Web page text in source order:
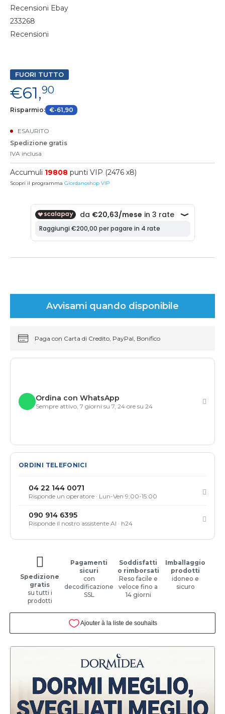
Recensioni Ebay
233268
Recensioni
FUORI TUTTO
€61,90
Risparmio: €-61,90
ESAURITO
Spedizione gratis
IVA inclusa
Accumuli 19808 punti VIP (2476 x8)
Scopri il programma Giordanoshop VIP
Avvisami quando disponibile
Paga con Carta di Credito, PayPal, Bonifico
Ordina con WhatsApp
Sempre attivo, 7 giorni su 7, 24 ore su 24
ORDINI TELEFONICI
04 22 144 0071
Risponde un operatore · Lun-Ven 9:00-15:00
090 914 6395
Risponde il nostro assistente AI · h24
Spedizione
gratis
su tutti i
prodotti
Pagamenti
sicuri
con
decodificazione
SSL
Soddisfatti
o rimborsati
Reso facile e
veloce fino a
14 giorni
Imballaggio
prodotti
idoneo e
sicuro